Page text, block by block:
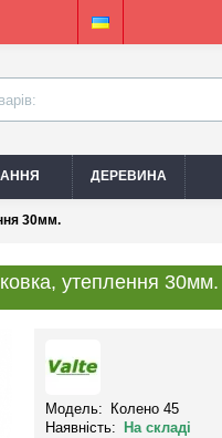
ДЕРЕВИНА
30мм.
утеплення 30мм.
Модель:
Колено 45
Наявність:
На складі